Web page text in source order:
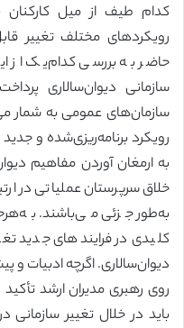
کدام طیف از میل کارکنان
رویکردهای مختلف تغییر
حاضر به بررسی کدام‌یک از
سازمانی دیوان‌سالاری
سازمان‌های عمومی به شمار
رویکرد برنامه‌ریزی‌شده و جدید
به ارمغان آوردن مفاهیم
خلاق سرپرستان عملیاتی در
به‌طور جزئی می‌باشند.
کلیدی در فرایندهای جدید
دیوان‌سالاری. اگرچه ادبیات و
روی رهبری مدیران ارشد
باید در خلال تغییر